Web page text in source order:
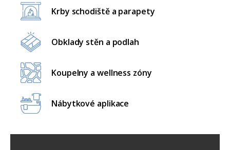
Krby schodiště a parapety
Obklady stěn a podlah
Koupelny a wellness zóny
Nábytkové aplikace